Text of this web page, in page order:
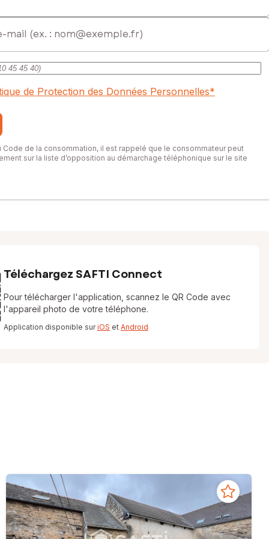
de Protection des Données Personnelles*
Code de la consommation, il est rappelé que le consommateur peut
sur la liste d’opposition au démarchage téléphonique sur le site
Téléchargez SAFTI Connect
Pour télécharger l'application, scannez le QR Code avec
l'appareil photo de votre téléphone.
Application disponible suriOS et Android